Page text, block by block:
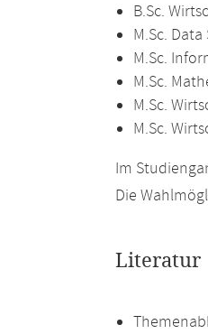
B.Sc.
M.Sc. Data
M.Sc.
M.Sc.
M.Sc.
M.Sc.
Im
Die
Literatur